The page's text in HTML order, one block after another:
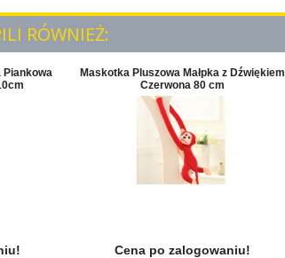
RÓWNIEŻ:
Piankowa
Maskotka Pluszowa Małpka z Dźwiękiem
Czerwona 80 cm
Cena po zalogowaniu!